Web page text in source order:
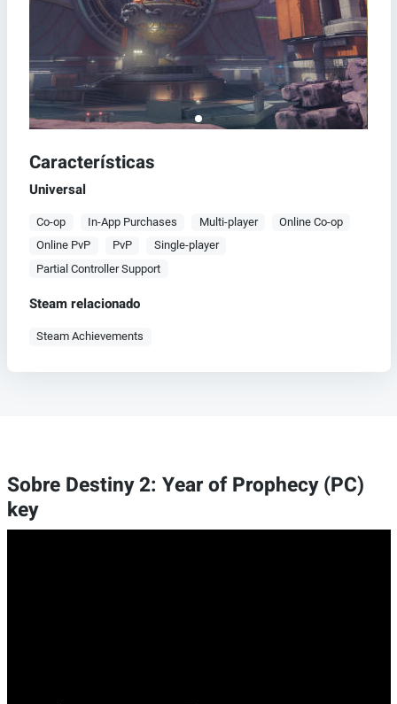
Características
Universal
Co-op In-App Purchases Multi-player
Online Co-op
Online PvP
PvP
Single-player
Partial Controller Support
Steam relacionado
Steam Achievements
Sobre Destiny 2: Year of Prophecy (PC)
key